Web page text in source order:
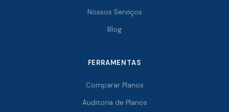
Nossos Serviços
Blog
FERRAMENTAS
Comparar Planos
Auditoria de Planos